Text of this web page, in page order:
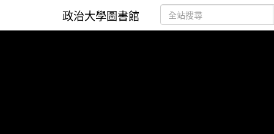
政治大學圖書館